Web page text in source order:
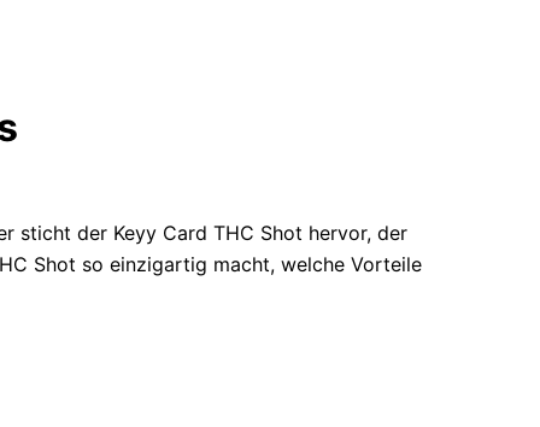
sticht der Keyy Card THC Shot hervor, der
Shot so einzigartig macht, welche Vorteile